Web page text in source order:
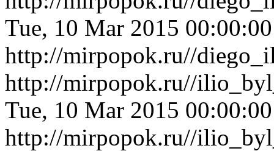
Tue, 10 Mar 2015
http://mirpopok.ru//
http://mirpopok.ru//
Tue, 10 Mar 2015
http://mirpopok.ru//